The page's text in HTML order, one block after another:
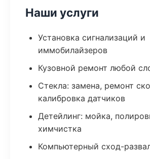
Наши услуги
Установка сигнализаций и
иммобилайзеров
Кузовной ремонт любой
Стекла: замена, ремонт
калибровка датчиков
Детейлинг: мойка,
химчистка
Компьютерный сход-